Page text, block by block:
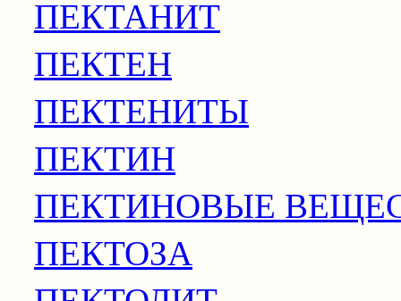
ПЕКТАНИТ
ПЕКТЕН
ПЕКТЕНИТЫ
ПЕКТИН
ПЕКТИНОВЫЕ
ПЕКТОЗА